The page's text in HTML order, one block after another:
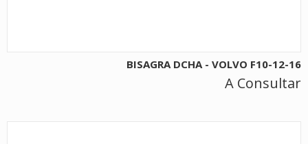
BISAGRA DCHA - VOLVO F10-12-16
A Consultar